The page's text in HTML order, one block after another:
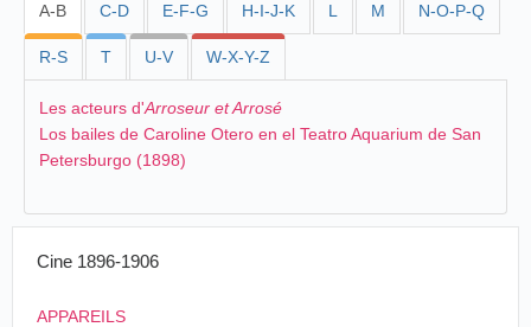
A-B C-D E-F-G H-I-J-K L M N-O-P-Q
R-S T U-V W-X-Y-Z
Les acteurs d'Arroseur et Arrosé
Los bailes de Caroline Otero en el Teatro Aquarium de San
Petersburgo (1898)
Cine 1896-1906
APPAREILS